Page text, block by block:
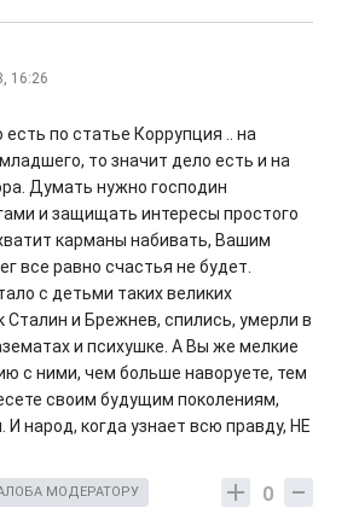
16:26
по статье Коррупция .. на
то значит дело есть и на
Думать нужно господин
и защищать интересы простого
карманы набивать, Вашим
все равно счастья не будет.
с детьми таких великих
Сталин и Брежнев, спились, умерли в
и психушке. А Вы же мелкие
с ними, чем больше наворуете, тем
своим будущим поколениям,
И народ, когда узнает всю правду, НЕ
0
МОДЕРАТОРУ